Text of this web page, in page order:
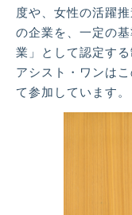
度や、女性の活躍
の企業を、一定の
業」として認定す
アシスト・ワンは
て参加しています。